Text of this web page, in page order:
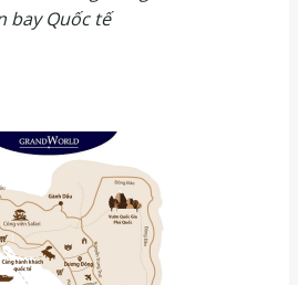
bay Quốc tế